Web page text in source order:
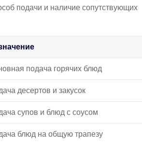
подачи и наличие сопутствующих
подача горячих блюд
десертов и закусок
супов и блюд с соусом
блюд на общую трапезу